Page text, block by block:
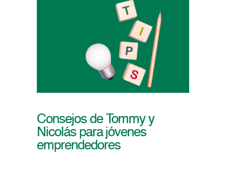
Consejos de Tommy y
Nicolás para jóvenes
emprendedores